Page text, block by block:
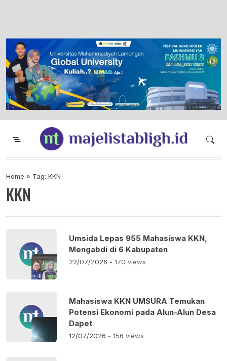
Majelis Tabligh Muhammadiyah
Syiar Dakwah Islam Berkemajuan dan
Home » Tag: KKN
KKN
Umsida Lepas 955 Mahasiswa KKN,
Mengabdi di 6 Kabupaten
22/07/2026 - 170 views
Mahasiswa KKN UMSURA Temukan
Potensi Ekonomi pada Alun-Alun Desa
Dapet
12/07/2026 - 156 views